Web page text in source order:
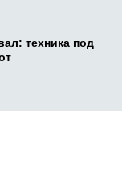
техника под